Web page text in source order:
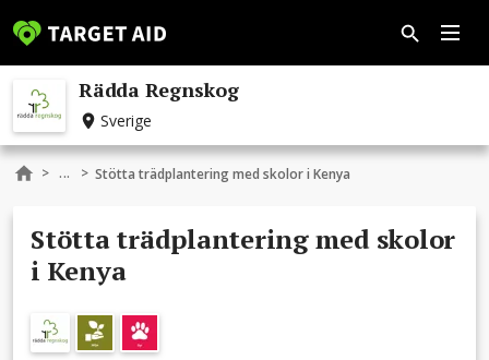
Rädda Regnskog
Sverige
> ... > Stötta trädplantering med skolor i Kenya
Stötta trädplantering med skolor
i Kenya